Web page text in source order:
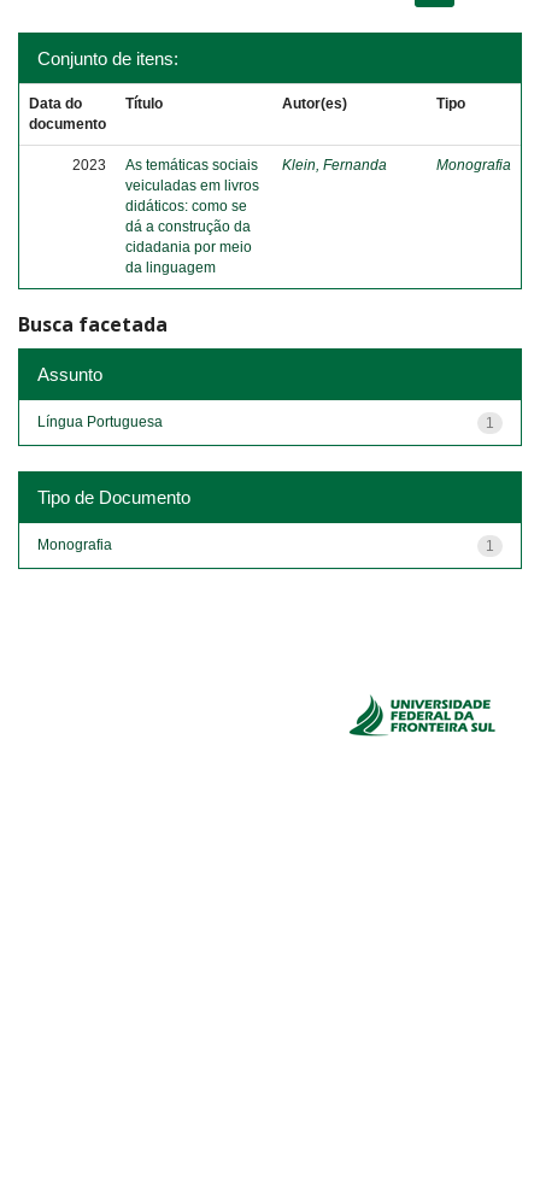
Conjunto de itens:
Data do
documento
Título Autor(es) Tipo
2023
As temáticas sociais
veiculadas em livros
didáticos: como se
dá a construção da
cidadania por meio
da linguagem
Klein, Fernanda Monografia
Busca facetada
Assunto
1
Língua Portuguesa
Tipo de Documento
1
Monografia